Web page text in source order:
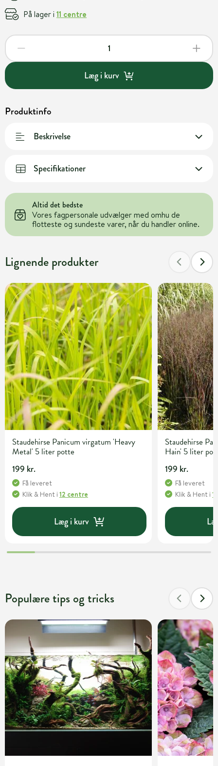
På lager i 11 centre
Læg i kurv
Produktinfo
Beskrivelse
Specifikationer
Altid det bedste
Vores fagpersonale udvælger med omhu de
flotteste og sundeste varer, når du handler online.
Lignende produkter
Staudehirse Panicum virgatum 'Heavy
Metal' 5 liter potte
199 kr.
Få leveret
Klik & Hent i 12 centre
Læg i kurv
Staudehirse
Hain' 5 liter
199 kr.
Få leveret
Klik & Hent i
Populære tips og tricks